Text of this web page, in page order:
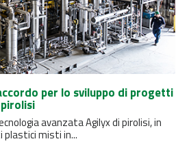
per lo sviluppo di progetti
avanzata Agilyx di pirolisi, in
plastici misti in...